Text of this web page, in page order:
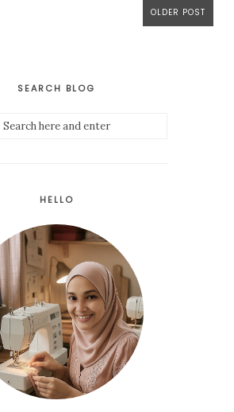
OLDER POST
SEARCH BLOG
HELLO